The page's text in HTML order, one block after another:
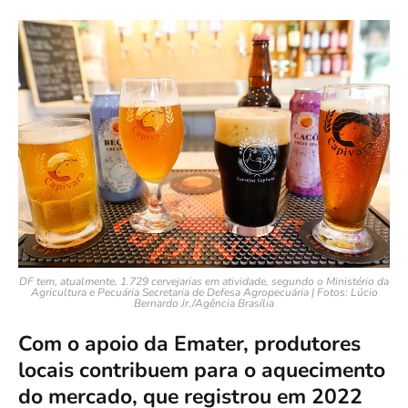
DF tem, atualmente, 1.729 cervejarias em atividade, segundo o Ministério da
Agricultura e Pecuária Secretaria de Defesa Agropecuária | Fotos: Lúcio
Bernardo Jr./Agência Brasília
Com o apoio da Emater, produtores
locais contribuem para o aquecimento
do mercado, que registrou em 2022